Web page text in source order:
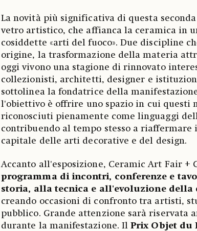
La novità più significativa di questa
vetro artistico, che affianca la ceramica in
cosiddette «arti del fuoco». Due discipline
origine, la trasformazione della materia
oggi vivono una stagione di rinnovato
collezionisti, architetti, designer e
sottolinea la fondatrice della
l'obiettivo è offrire uno spazio in cui questi
riconosciuti pienamente come linguaggi
contribuendo al tempo stesso a riaffermare
capitale delle arti decorative e del design.
Accanto all'esposizione, Ceramic Art Fair +
programma di incontri, conferenze e
storia, alla tecnica e all'evoluzione della
creando occasioni di confronto tra artisti,
pubblico. Grande attenzione sarà riservata
durante la manifestazione. IlPrix Objet du